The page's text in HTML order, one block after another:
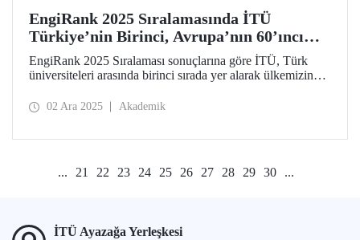
EngiRank 2025 Sıralamasında İTÜ
Türkiye’nin Birinci, Avrupa’nın 60’ıncı
Mühendislik Üniversitesi!
EngiRank 2025 Sıralaması sonuçlarına göre İTÜ, Türk
üniversiteleri arasında birinci sırada yer alarak ülkemizin
sıralamada 60’ıncı sırada yer alan üniversitemiz
02 Ara 2025 Akademik
... 21 22 23 24 25 26 27 28 29 30 ...
İTÜ Ayazağa Yerleşkesi